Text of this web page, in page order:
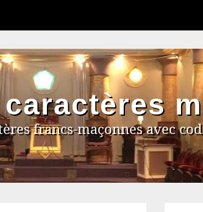
francs-maçonnes avec